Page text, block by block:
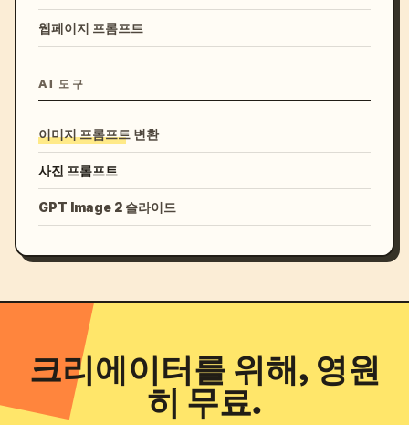
웹페이지 프롬프트
AI 도구
이미지 프롬프트 변환
사진 프롬프트
GPT Image 2 슬라이드
크리에이터를 위해, 영원
히 무료.